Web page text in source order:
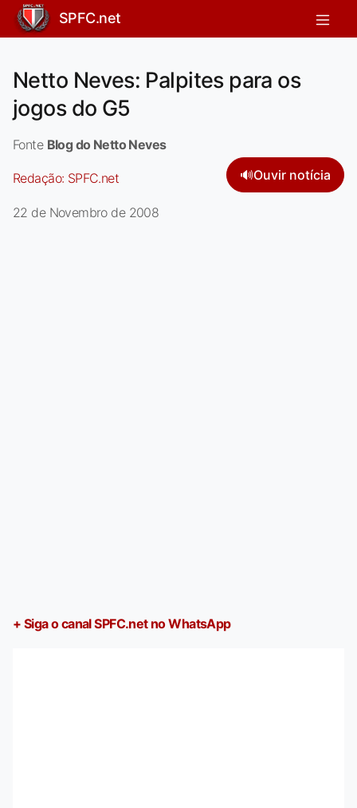
SPFC.net
Netto Neves: Palpites para os
jogos do G5
Fonte Blog do Netto Neves
Redação: SPFC.net 🔊Ouvir notícia
22 de Novembro de 2008
+ Siga o canal SPFC.net no WhatsApp